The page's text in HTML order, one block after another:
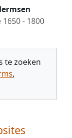
- 1800
te zoeken
,